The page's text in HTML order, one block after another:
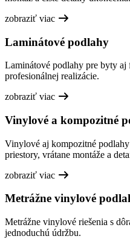
zobraziť viac
Laminátové podlahy
Laminátové podlahy pre byty
profesionálnej realizácie.
zobraziť viac
Vinylové a kompozitné
Vinylové aj kompozitné
priestory, vrátane montáže a
zobraziť viac
Metrážne vinylové
Metrážne vinylové riešenia s
jednoduchú údržbu.